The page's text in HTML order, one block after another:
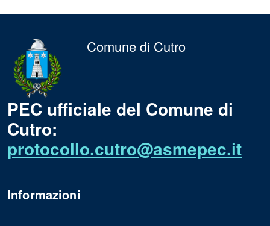
Comune di Cutro
PEC ufficiale del Comune di
Cutro:
protocollo.cutro@asmepec.it
Informazioni